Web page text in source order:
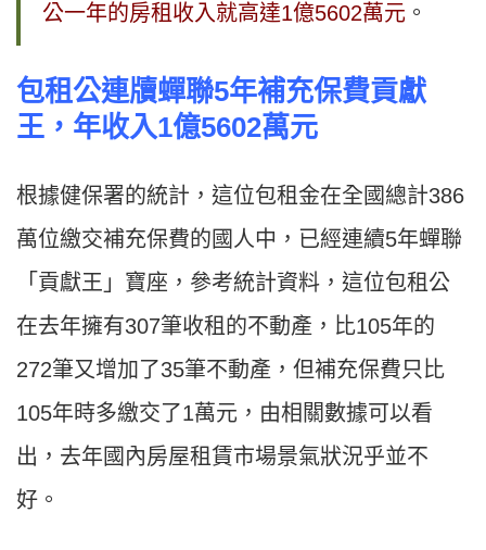
公一年的房租收入就高達1億5602萬元 。
包租公連牘蟬聯5年補充保費貢獻
王，年收入1億5602萬元
根據健保署的統計，這位包租金在全國總計386
萬位繳交補充保費的國人中，已經連續5年蟬聯
「貢獻王」寶座，參考統計資料，這位包租公
在去年擁有307筆收租的不動產，比105年的
272筆又增加了35筆不動產，但補充保費只比
105年時多繳交了1萬元，由相關數據可以看
出，去年國內房屋租賃市場景氣狀況乎並不
好。